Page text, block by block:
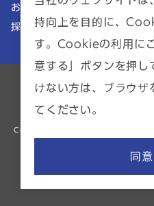
お知らせ
採用情報
ポリシー一覧
金融商品仲介業者 | 関東
Copyright © ICHIYOSHI RESEARCH
持向上を目的に、
す。Cookieの利用に
意する」ボタンを押し
けない方は、ブラウザ
てください。
同